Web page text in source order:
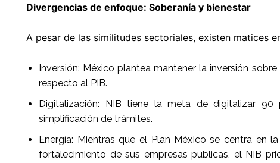
Divergencias de enfoque: Soberanía y bienestar
A pesar de las similitudes sectoriales, existen matices
Inversión: México plantea mantener la inversión
respecto al PIB.
Digitalización: NIB tiene la meta de digitalizar
simplificación de trámites.
Energía: Mientras que el Plan México se centra en
fortalecimiento de sus empresas públicas, el NIB